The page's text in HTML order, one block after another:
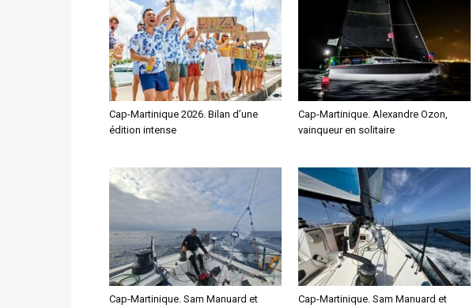
Cap-Martinique 2026. Bilan d’une
édition intense
Cap-Martinique. Alexandre Ozon,
vainqueur en solitaire
Cap-Martinique. Sam Manuard et
Cap-Martinique. Sam Manuard et